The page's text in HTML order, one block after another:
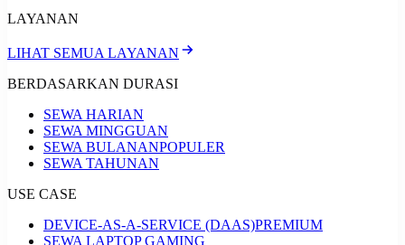
LAYANAN
LIHAT SEMUA LAYANAN
BERDASARKAN DURASI
SEWA HARIAN
SEWA MINGGUAN
SEWA BULANANPOPULER
SEWA TAHUNAN
USE CASE
DEVICE-AS-A-SERVICE (DAAS)PREMIUM
SEWA LAPTOP GAMING